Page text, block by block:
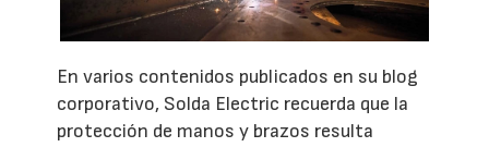
En varios contenidos publicados en su blog
corporativo, Solda Electric recuerda que la
protección de manos y brazos resulta